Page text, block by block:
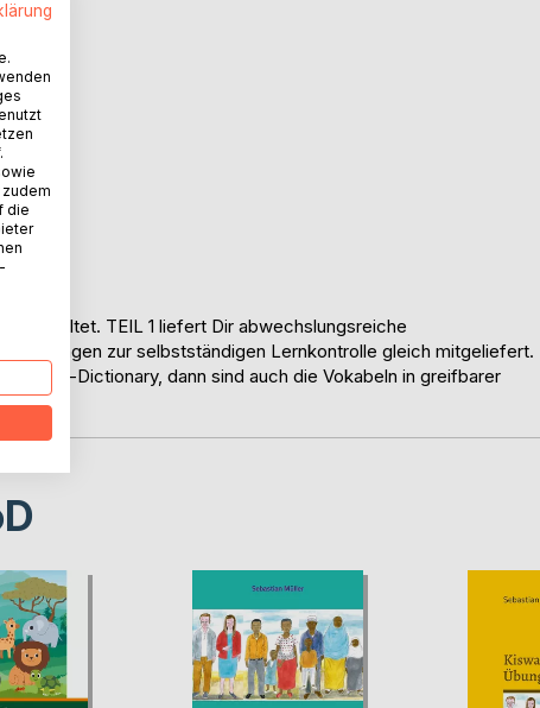
gestaltet. TEIL 1 liefert Dir abwechslungsreiche
Lösungen zur selbstständigen Lernkontrolle gleich mitgeliefert.
Online-Dictionary, dann sind auch die Vokabeln in greifbarer
die